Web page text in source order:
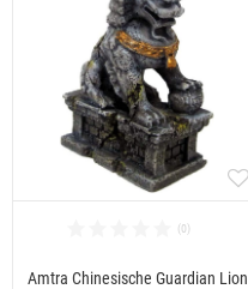
Amtra Chinesische Guardian Lion